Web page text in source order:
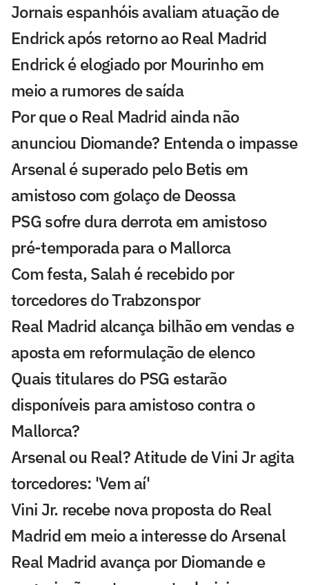
Jornais espanhóis avaliam atuação de
Endrick após retorno ao Real Madrid
Endrick é elogiado por Mourinho em
meio a rumores de saída
Por que o Real Madrid ainda não
anunciou Diomande? Entenda o impasse
Arsenal é superado pelo Betis em
amistoso com golaço de Deossa
PSG sofre dura derrota em amistoso
pré-temporada para o Mallorca
Com festa, Salah é recebido por
torcedores do Trabzonspor
Real Madrid alcança bilhão em vendas e
aposta em reformulação de elenco
Quais titulares do PSG estarão
disponíveis para amistoso contra o
Mallorca?
Arsenal ou Real? Atitude de Vini Jr agita
torcedores: 'Vem aí'
Vini Jr. recebe nova proposta do Real
Madrid em meio a interesse do Arsenal
Real Madrid avança por Diomande e